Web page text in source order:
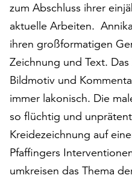
Dafür
steht
Ihnen
am
Ende
der
Seite
Schaltfläche
„Cookie-
Einstellungen“
zum Abschluss ihrer
aktuelle Arbeiten.
ihren großformatigen
Zeichnung und Text.
Bildmotiv und
immer lakonisch. Die
so flüchtig und
Kreidezeichnung auf
Pfaffingers
umkreisen das Thema